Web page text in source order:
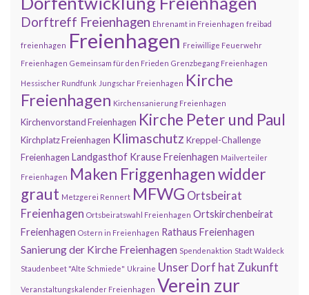
Dorftreff Freienhagen Ehrenamt in Freienhagen freibad
freienhagen Freienhagen Freiwillige Feuerwehr
Freienhagen Gemeinsam für den Frieden Grenzbegang Freienhagen
Hessischer Rundfunk Jungschar Freienhagen Kirche
Freienhagen Kirchensanierung Freienhagen
Kirchenvorstand Freienhagen Kirche Peter und Paul
Kirchplatz Freienhagen Klimaschutz Kreppel-Challenge
Freienhagen Landgasthof Krause Freienhagen Mailverteiler
Freienhagen Maken Friggenhagen widder
graut Metzgerei Rennert MFWG Ortsbeirat
Freienhagen Ortsbeiratswahl Freienhagen Ortskirchenbeirat
Freienhagen Ostern in Freienhagen Rathaus Freienhagen
Sanierung der Kirche Freienhagen Spendenaktion Stadt Waldeck
Staudenbeet "Alte Schmiede" Ukraine Unser Dorf hat Zukunft
Veranstaltungskalender Freienhagen Verein zur